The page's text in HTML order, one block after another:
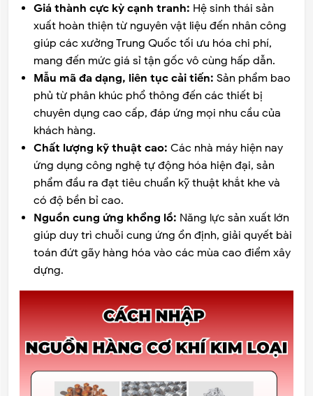
Giá thành cực kỳ cạnh tranh: Hệ sinh thái sản
xuất hoàn thiện từ nguyên vật liệu đến nhân công
giúp các xưởng Trung Quốc tối ưu hóa chi phí,
mang đến mức giá sỉ tận gốc vô cùng hấp dẫn.
Mẫu mã đa dạng, liên tục cải tiến: Sản phẩm bao
phủ từ phân khúc phổ thông đến các thiết bị
chuyên dụng cao cấp, đáp ứng mọi nhu cầu của
khách hàng.
Chất lượng kỹ thuật cao: Các nhà máy hiện nay
ứng dụng công nghệ tự động hóa hiện đại, sản
phẩm đầu ra đạt tiêu chuẩn kỹ thuật khắt khe và
có độ bền bỉ cao.
Nguồn cung ứng khổng lồ: Năng lực sản xuất lớn
giúp duy trì chuỗi cung ứng ổn định, giải quyết bài
toán đứt gãy hàng hóa vào các mùa cao điểm xây
dựng.